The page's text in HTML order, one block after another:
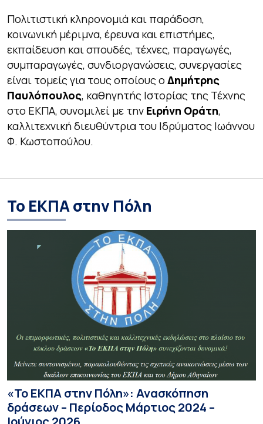
Πολιτιστική κληρονομιά και παράδοση,
κοινωνική μέριμνα, έρευνα και επιστήμες,
εκπαίδευση και σπουδές, τέχνες, παραγωγές,
συμπαραγωγές, συνδιοργανώσεις, συνεργασίες
είναι τομείς για τους οποίους ο Δημήτρης
Παυλόπουλος, καθηγητής Ιστορίας της Τέχνης
στο ΕΚΠΑ, συνομιλεί με την Ειρήνη Οράτη,
καλλιτεχνική διευθύντρια του Ιδρύματος Ιωάννου
Φ. Κωστοπούλου.
Το ΕΚΠΑ στην Πόλη
«Το ΕΚΠΑ στην Πόλη»: Ανασκόπηση
δράσεων – Περίοδος Μάρτιος 2024 –